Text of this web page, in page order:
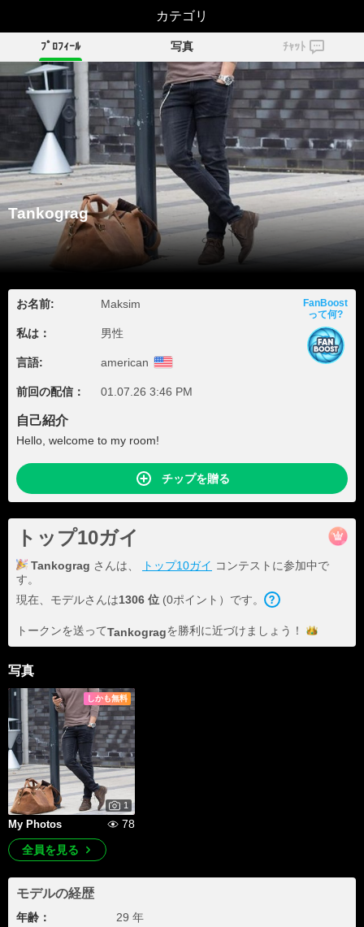
Tankograg
ﾌﾟﾛﾌｨｰﾙ 写真 ﾁｬｯﾄ
Tankograg
お名前: Maksim
私は： 男性
言語: american
前回の配信： 01.07.26 3:46 PM
FanBoost
って何?
自己紹介
Hello, welcome to my room!
チップを贈る
トップ10ガイ
Tankograg さんは、 トップ10ガイ コンテストに参加中で
す。
現在、モデルさんは1306 位 (0ポイント）です。
トークンを送ってTankogragを勝利に近づけま しょう！
写真
しかも無料
1
My Photos
78
全員を見る
モデルの経歴
年齢： 29 年
カテゴリ